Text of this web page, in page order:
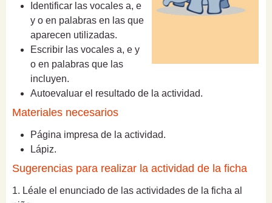
Identificar las vocales a, e
y o en palabras en las que
aparecen utilizadas.
Escribir las vocales a, e y
o en palabras que las
incluyen.
Autoevaluar el resultado de la actividad.
Materiales necesarios
Página impresa de la actividad.
Lápiz.
Sugerencias para realizar la actividad de la ficha
1. Léale el enunciado de las actividades de la ficha al